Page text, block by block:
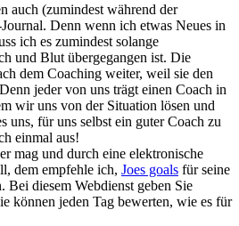
auch (zumindest während der
Denn wenn ich etwas Neues in
ich es zumindest solange
und Blut übergegangen ist. Die
dem Coaching weiter, weil sie den
jeder von uns trägt einen Coach in
wir uns von der Situation lösen und
uns, für uns selbst ein guter Coach zu
einmal aus!
mag und durch eine elektronische
dem empfehle ich, Joes goals für seine
diesem Webdienst geben Sie
können jeden Tag bewerten, wie es für